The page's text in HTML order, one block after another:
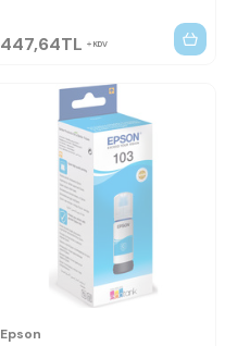
447,64TL KDV
Epson